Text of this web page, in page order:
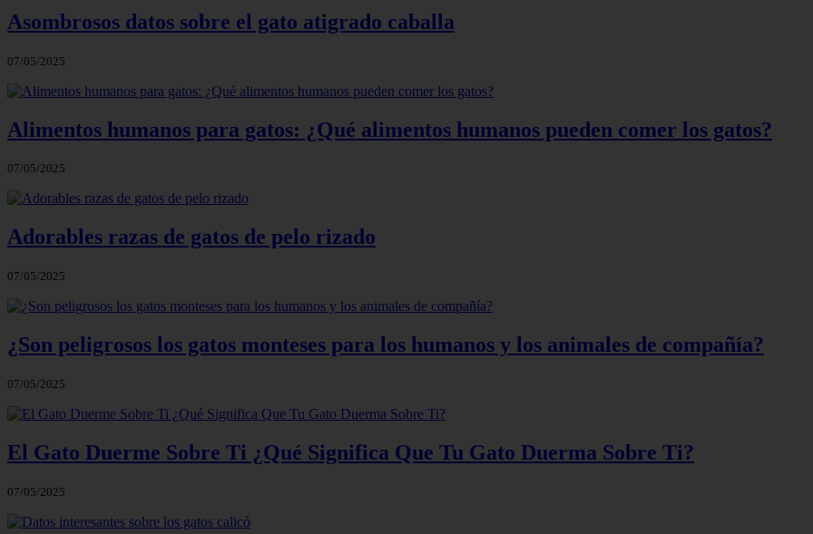
Asombrosos datos sobre el gato atigrado caballa
07/05/2025
Alimentos humanos para gatos: ¿Qué alimentos humanos pueden comer los gatos?
07/05/2025
Adorables razas de gatos de pelo rizado
07/05/2025
¿Son peligrosos los gatos monteses para los humanos y los animales de compañía?
07/05/2025
El Gato Duerme Sobre Ti ¿Qué Significa Que Tu Gato Duerma Sobre Ti?
07/05/2025